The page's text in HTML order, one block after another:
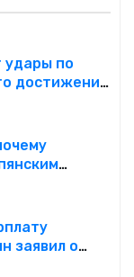
по
достижения
и не
заявил о